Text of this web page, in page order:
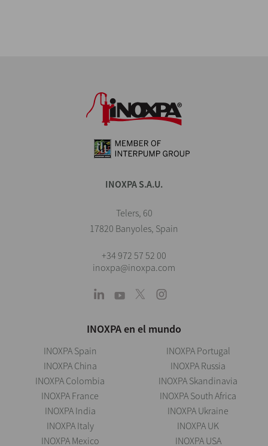
INOXPA S.A.U.
Telers, 60
17820 Banyoles, Spain
+34 972 57 52 00
inoxpa@inoxpa.com
INOXPA en el mundo
INOXPA Spain
INOXPA China
INOXPA Colombia
INOXPA France
INOXPA India
INOXPA Italy
INOXPA Mexico
INOXPA Portugal
INOXPA Russia
INOXPA Skandinavia
INOXPA South Africa
INOXPA Ukraine
INOXPA UK
INOXPA USA